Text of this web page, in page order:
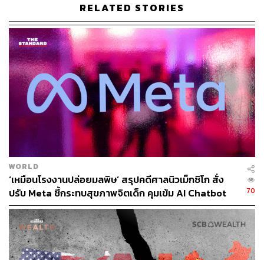
ตำแหน่งงานที่เปิดรับผู้สมัครที่ไม่ต้องมีประสบการณ์ และจาก
ผลสำรวจของสภาพัฒน์ฯ ยังพบว่า นายจ้างกว่า 89% มีแนว
โน้มหลีกเลี่ยงการจ้างบัณฑิตใหม่ โดยมองว่ายังขาดทักษะ
สำคัญ เช่น การทำงานเป็นทีม การสื่อสารที่ดี หรือแม้แต่
มารยาทในที่ทำงาน
เด็กจบใหม่จึงติดอยู่ในกับดักอันซับซ้อน ไม่มีประสบการณ์ >
หางานไม่ได้ และเพราะหางานไม่ได้ จึงไม่มีโอกาสสร้าง
ประสบการณ์
🟡 วิธีปรับตัวเชิงรุก เพื่อเอาตัวรอด
ปัญหานี้ไม่ได้สะท้อนแค่วิกฤตของคนกลุ่มหนึ่ง แต่มันคือ
สัญญาณเตือนว่า หากเราปล่อยให้คนรุ่นใหม่สูญเสียช่วงเริ่ม
ต้นของเส้นทางอาชีพไป โลกของการทำงานในวันข้างหน้า
อาจมี ‘Lost Generation’ ที่ขาดทั้งแรงบันดาลใจและทักษะใน
การเติบโต
RELATED STORIES
WORLD
‘เหมือนโรงงานปล่อยมลพิษ’ สรุปคดีศาลนิวเม็กซิโก สั่ง
ปรับ Meta ชี้กระทบสุขภาพจิตเด็ก คุมเข้ม AI Chatbot
70